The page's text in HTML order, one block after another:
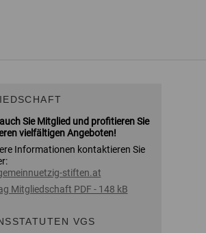
Sie Mitglied und profitieren Sie
vielfältigen Angeboten!
Informationen kontaktieren Sie
stiften.at
Mitgliedschaft PDF - 148 kB
VGS